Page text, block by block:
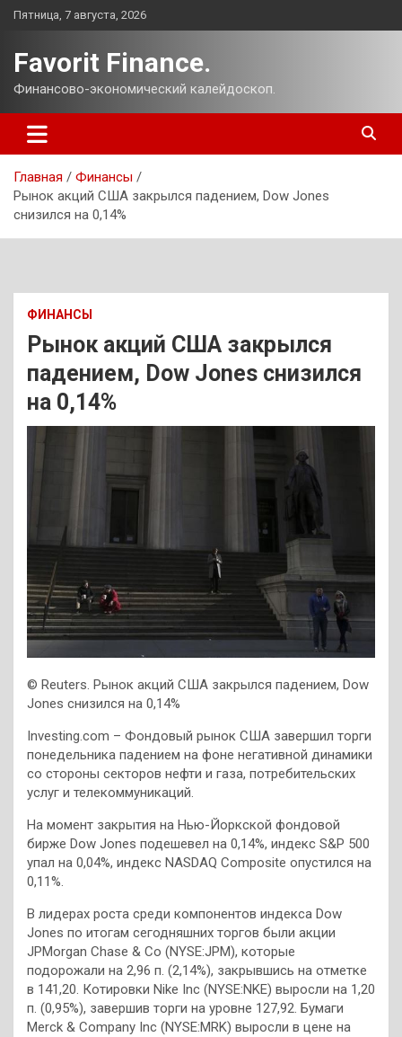
Перейти
Пятница, 7 августа, 2026
Favorit Finance.
Финансово-экономический калейдоскоп.
Главная
Финансы
Рынок акций США закрылся падением, Dow Jones
снизился на 0,14%
ФИНАНСЫ
Рынок акций США закрылся
падением, Dow Jones снизился
на 0,14%
© Reuters. Рынок акций США закрылся падением, Dow
Jones снизился на 0,14%
Investing.com – Фондовый рынок США завершил торги
понедельника падением на фоне негативной динамики
со стороны секторов нефти и газа, потребительских
услуг и телекоммуникаций.
На момент закрытия на Нью-Йоркской фондовой
бирже Dow Jones подешевел на 0,14%, индекс S&P 500
упал на 0,04%, индекс NASDAQ Composite опустился на
0,11%.
В лидерах роста среди компонентов индекса Dow
Jones по итогам сегодняшних торгов были акции
JPMorgan Chase & Co (NYSE:JPM), которые
подорожали на 2,96 п. (2,14%), закрывшись на отметке
в 141,20. Котировки Nike Inc (NYSE:NKE) выросли на 1,20
п. (0,95%), завершив торги на уровне 127,92. Бумаги
Merck & Company Inc (NYSE:MRK) выросли в цене на